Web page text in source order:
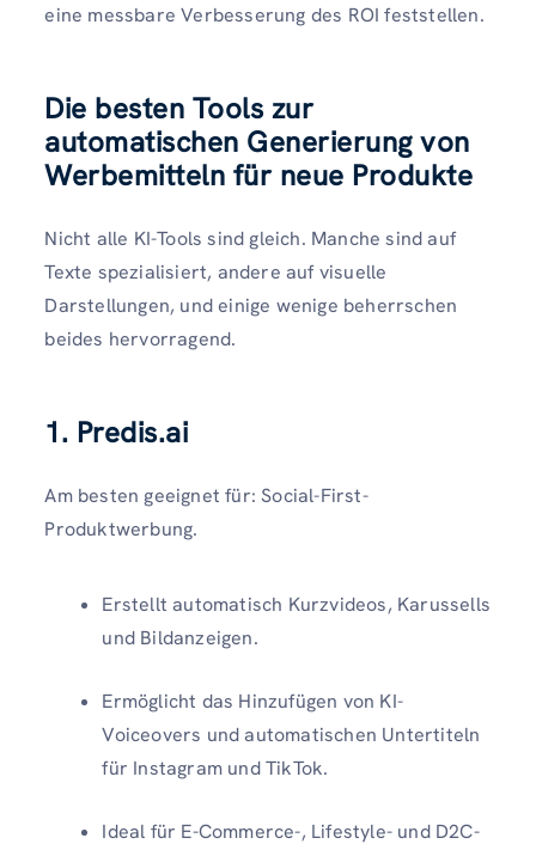
eine messbare Verbesserung des ROI feststellen.
Die besten Tools zur
automatischen Generierung von
Werbemitteln für neue Produkte
Nicht alle KI-Tools sind gleich. Manche sind auf
Texte spezialisiert, andere auf visuelle
Darstellungen, und einige wenige beherrschen
beides hervorragend.
1. Predis.ai
Am besten geeignet für: Social-First-
Produktwerbung.
Erstellt automatisch Kurzvideos, Karussells
und Bildanzeigen.
Ermöglicht das Hinzufügen von KI-
Voiceovers und automatischen Untertiteln
für Instagram und TikTok.
Ideal für E-Commerce-, Lifestyle- und D2C-